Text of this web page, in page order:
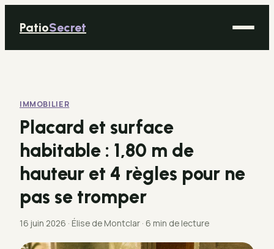
PatioSecret
Bricolage
Déco
Immobilier
Jardinage
IMMOBILIER
Placard et surface
habitable : 1,80 m de
hauteur et 4 règles pour ne
pas se tromper
16 juin 2026 · Élise de Montclar · 6 min de lecture